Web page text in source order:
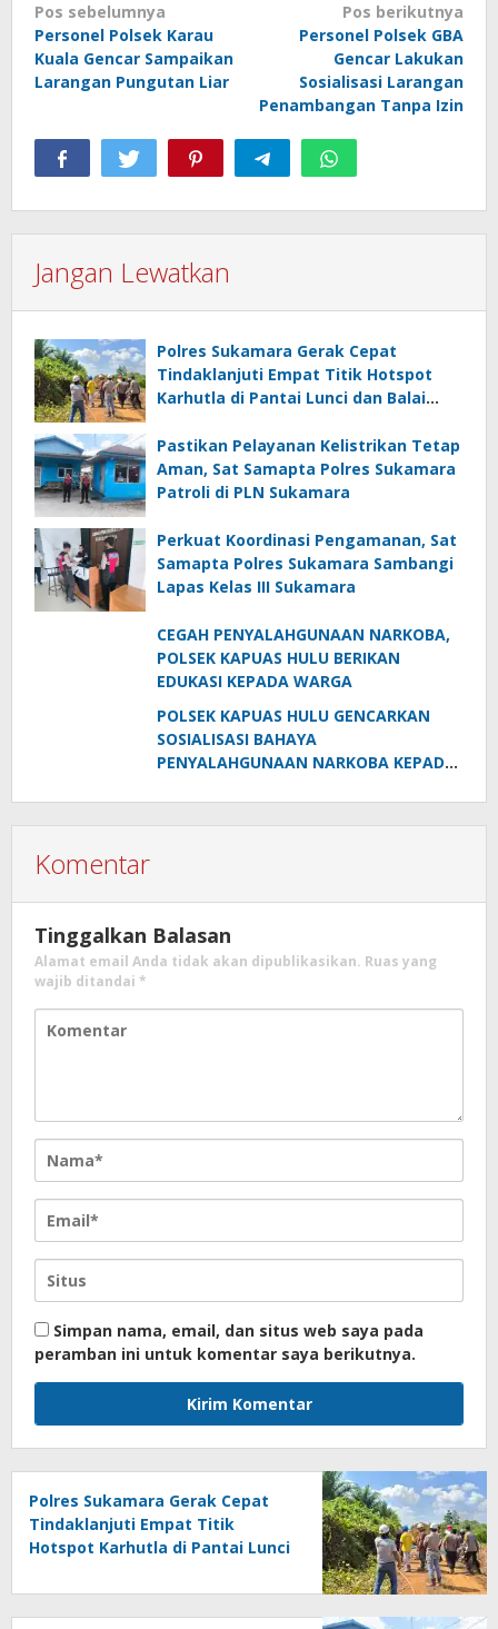
Navigasi
pos
Pos sebelumnya
Personel Polsek Karau
Kuala Gencar Sampaikan
Larangan Pungutan Liar
Pos berikutnya
Personel Polsek GBA
Gencar Lakukan
Sosialisasi Larangan
Penambangan Tanpa Izin
Jangan Lewatkan
Polres Sukamara Gerak Cepat
Tindaklanjuti Empat Titik Hotspot
Karhutla di Pantai Lunci dan Balai
Pastikan Pelayanan Kelistrikan Tetap
Aman, Sat Samapta Polres Sukamara
Patroli di PLN Sukamara
Perkuat Koordinasi Pengamanan, Sat
Samapta Polres Sukamara Sambangi
Lapas Kelas III Sukamara
CEGAH PENYALAHGUNAAN NARKOBA,
POLSEK KAPUAS HULU BERIKAN
EDUKASI KEPADA WARGA
POLSEK KAPUAS HULU GENCARKAN
SOSIALISASI BAHAYA
PENYALAHGUNAAN NARKOBA KEPADA
Komentar
Tinggalkan Balasan
Alamat email Anda tidak akan dipublikasikan. Ruas yang
wajib ditandai *
Simpan nama, email, dan situs web saya pada
peramban ini untuk komentar saya berikutnya.
Polres Sukamara Gerak Cepat
Tindaklanjuti Empat Titik
Hotspot Karhutla di Pantai Lunci